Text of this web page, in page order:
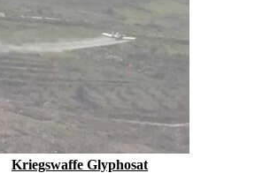
Kriegswaffe Glyphosat